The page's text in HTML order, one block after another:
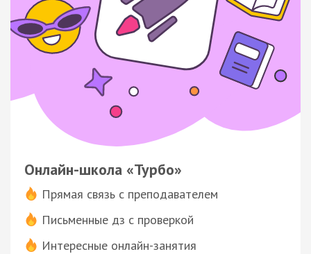
Онлайн-школа «Турбо»
Прямая связь с преподавателем
Письменные дз с проверкой
Интересные онлайн-занятия